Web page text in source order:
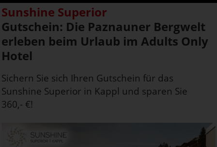
Sunshine Superior
Gutschein: Die Paznauner Bergwelt
erleben beim Urlaub im Adults Only
Hotel
Sichern Sie sich Ihren Gutschein für das
Sunshine Superior in Kappl und sparen Sie
360,- €!